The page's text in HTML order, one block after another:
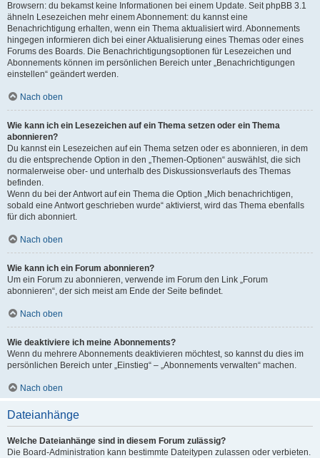
Browsern: du bekamst keine Informationen bei einem Update. Seit phpBB 3.1
ähneln Lesezeichen mehr einem Abonnement: du kannst eine
Benachrichtigung erhalten, wenn ein Thema aktualisiert wird. Abonnements
hingegen informieren dich bei einer Aktualisierung eines Themas oder eines
Forums des Boards. Die Benachrichtigungsoptionen für Lesezeichen und
Abonnements können im persönlichen Bereich unter „Benachrichtigungen
einstellen“ geändert werden.
Nach oben
Wie kann ich ein Lesezeichen auf ein Thema setzen oder ein Thema
abonnieren?
Du kannst ein Lesezeichen auf ein Thema setzen oder es abonnieren, in dem
du die entsprechende Option in den „Themen-Optionen“ auswählst, die sich
normalerweise ober- und unterhalb des Diskussionsverlaufs des Themas
befinden.
Wenn du bei der Antwort auf ein Thema die Option „Mich benachrichtigen,
sobald eine Antwort geschrieben wurde“ aktivierst, wird das Thema ebenfalls
für dich abonniert.
Nach oben
Wie kann ich ein Forum abonnieren?
Um ein Forum zu abonnieren, verwende im Forum den Link „Forum
abonnieren“, der sich meist am Ende der Seite befindet.
Nach oben
Wie deaktiviere ich meine Abonnements?
Wenn du mehrere Abonnements deaktivieren möchtest, so kannst du dies im
persönlichen Bereich unter „Einstieg“ – „Abonnements verwalten“ machen.
Nach oben
Dateianhänge
Welche Dateianhänge sind in diesem Forum zulässig?
Die Board-Administration kann bestimmte Dateitypen zulassen oder verbieten.